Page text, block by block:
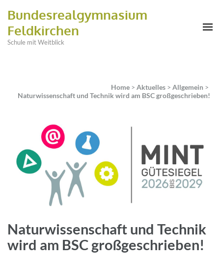
Bundesrealgymnasium
Feldkirchen
Schule mit Weitblick
Home > Aktuelles > Allgemein >
Naturwissenschaft und Technik wird am BSC großgeschrieben!
Naturwissenschaft und Technik
wird am BSC großgeschrieben!